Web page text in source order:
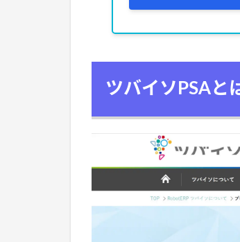
ツバイソPSAと